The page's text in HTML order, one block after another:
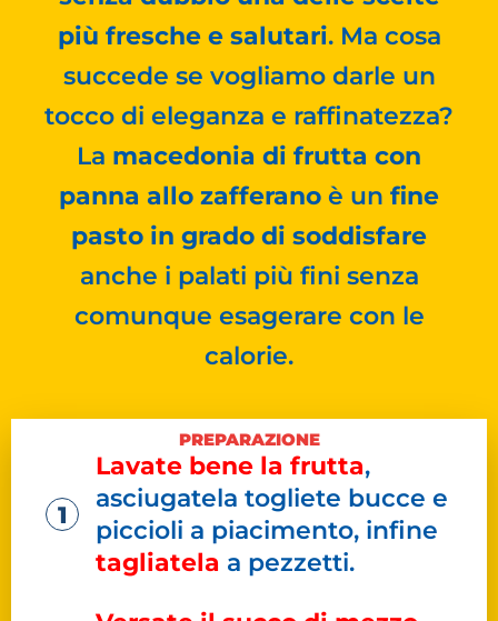
più fresche e salutari. Ma cosa
succede se vogliamo darle un
tocco di eleganza e raffinatezza?
La macedonia di frutta con
panna allo zafferano è un fine
pasto in grado di soddisfare
anche i palati più fini senza
comunque esagerare con le
calorie.
PREPARAZIONE
Lavate bene la frutta,
asciugatela togliete bucce e
piccioli a piacimento, infine
tagliatela a pezzetti.